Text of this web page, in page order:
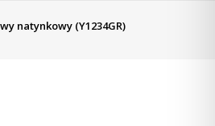
natynkowy (Y1234GR)